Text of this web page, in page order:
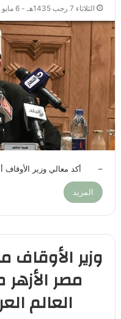
الثلاثاء 7 رجب 1435هـ - 6 مايو 2014م | 4:43 م
– أكد معالي وزير الأوقاف
المزيد
وزير الأوقاف
مصر
العالم